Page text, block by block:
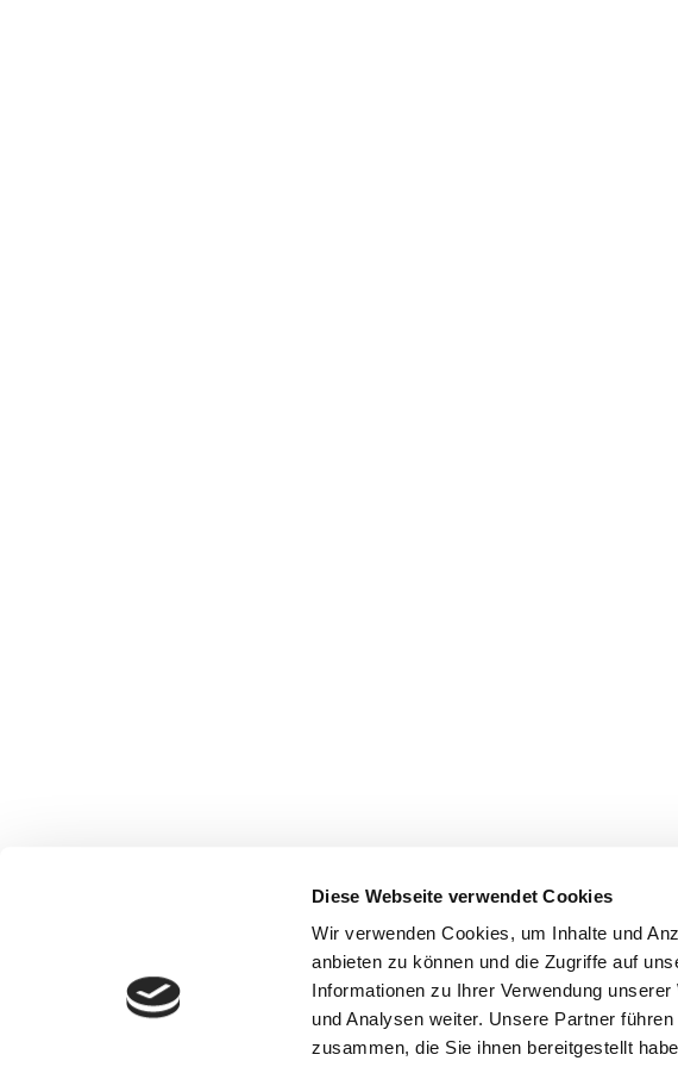
Diese Webseite verwendet Cookies
Wir verwenden Cookies, um Inhalte und
anbieten zu können und die Zugriffe auf
Informationen zu Ihrer Verwendung
und Analysen weiter. Unsere Partner
zusammen, die Sie ihnen bereitgestellt